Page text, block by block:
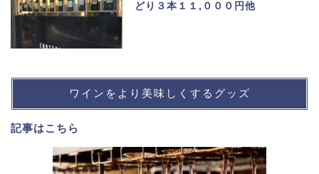
どり３本１１,０００円他
ワインをより美味しくするグッズ
記事はこちら